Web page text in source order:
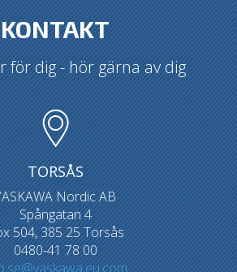
KONTAKT
för dig - hör gärna av dig
TORSÅS
Nordic AB
Spångatan 4
504, 385 25 Torsås
0480-41 78 00